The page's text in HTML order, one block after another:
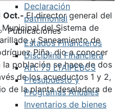
Declaración
patrimonial
Publicaciones
Estados Financieros
Disciplina Financiera
Art. 75 LTAIPEBCS
Presupuesto y
Programas Anuales
Inventarios de bienes
Oct.-El director general del
del Sistema de
y Saneamiento de
Piña, dio a conocer
población se hace de dos
de los acueductos 1 y 2,
de la planta desaladora de